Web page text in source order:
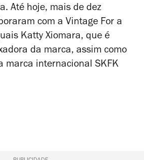
Até hoje, mais de dez
com a Vintage For a
Katty Xiomara, que é
da marca, assim como
marca internacional SKFK